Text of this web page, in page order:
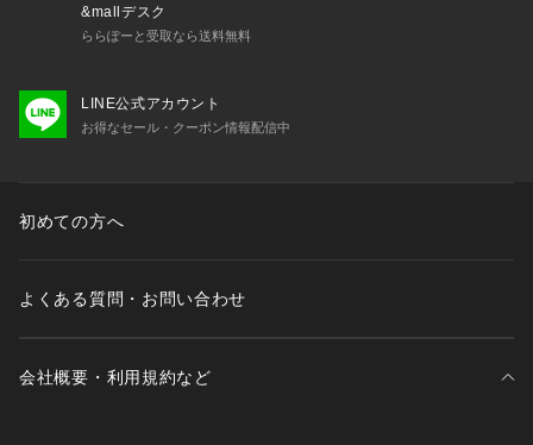
&mallデスク
ららぽーと受取なら送料無料
LINE公式アカウント
お得なセール・クーポン情報配信中
初めての方へ
よくある質問・お問い合わせ
会社概要・利用規約など